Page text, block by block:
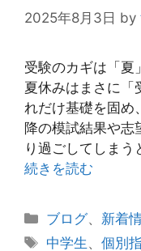
2025年8月3日 by
受験のカギは「夏
夏休みはまさに「
れだけ基礎を固め
降の模試結果や志
り過ごしてしま
続きを読む
カ
テ
ブログ、 新着
タ
中学生 、個別